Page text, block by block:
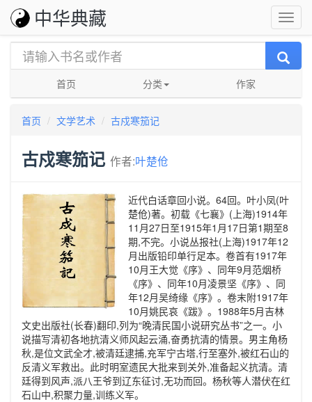
中华典藏
首页 分类 作家
首页 文学艺术 古戍寒笳记
古戍寒笳记 作者:叶楚伧
近代白话章回小说。64回。叶小凤(叶
楚伧)著。初载《七襄》(上海)1914年
11月27日至1915年1月17日第1期至8
期,不完。小说丛报社(上海)1917年12
月出版铅印单行足本。卷首有1917年
10月王大觉《序》、同年9月范烟桥
《序》、同年10月凌景坚《序》、同
年12月吴绮缘《序》。卷末附1917年
10月姚民哀《跋》。1988年5月吉林
文史出版社(长春)翻印,列为“晚清民国小说研究丛书”之一。小
说描写清初各地抗清义师风起云涌,奋勇抗清的情景。男主角杨
秋,是位文武全才,被清廷逮捕,充军宁古塔,行至塞外,被红石山的
反清义军救出。此时明室遗民大批来到关外,准备起义抗清。清
廷得到风声,派八王爷到辽东征讨,无功而回。杨秋等人潜伏在红
石山中,积聚力量,训练义军。